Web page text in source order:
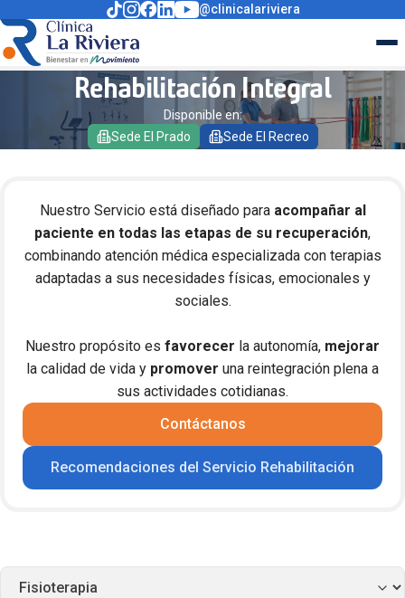
@clinicalariviera
Rehabilitación Integral
Disponible en:
Sede El Prado
Sede El Recreo
Nuestro Servicio está diseñado para acompañar al
paciente en todas las etapas de su recuperación,
combinando atención médica especializada con terapias
adaptadas a sus necesidades físicas, emocionales y
sociales.
Nuestro propósito es favorecer la autonomía, mejorar
la calidad de vida y promover una reintegración plena a
sus actividades cotidianas.
Contáctanos
Recomendaciones del Servicio Rehabilitación